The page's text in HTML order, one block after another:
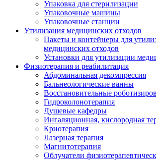
Упаковка для стерилизации
Упаковочные машины
Упаковочные станции
Утилизация медицинских отходов
Пакеты и контейнеры для
медицинских отходов
Установки для утилизации
Физиотерапия и реабилитация
Абдоминальная декомпрессия
Бальнеологические ванны
Восстановительные
Гидроколонотерапия
Душевые кафедры
Ингаляционная, кислородная
Криотерапия
Лазерная терапия
Магнитотерапия
Облучатели